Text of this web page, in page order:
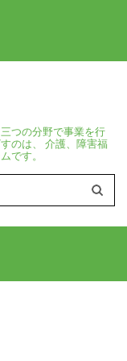
つの分野で事業を行
のは、 介護、障害福
です。